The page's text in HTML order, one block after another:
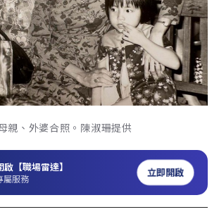
親、外婆合照。陳淑珊提供
【職場雷達】
屬服務 立即開啟